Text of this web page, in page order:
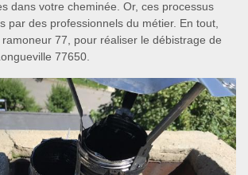
dans votre cheminée. Or, ces processus
par des professionnels du métier. En tout,
77, pour réaliser le débistrage de
77650.